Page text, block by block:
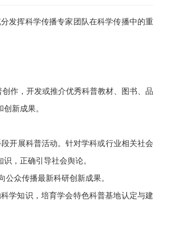
发挥科学传播专家团队在科学传播中的重
作，开发或推介优秀科普教材、图书、品
新成果。
开展科普活动。针对学科或行业相关社会
，正确引导社会舆论。
众传播最新科研创新成果。
学知识，培育学会特色科普基地认定与建